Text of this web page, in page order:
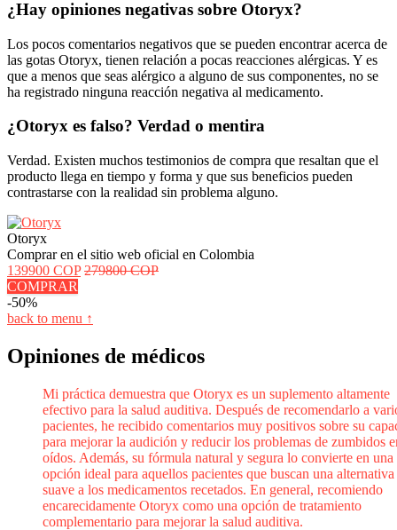
¿Hay opiniones negativas sobre Otoryx?
Los pocos comentarios negativos que se pueden encontrar acerca de
las gotas Otoryx, tienen relación a pocas reacciones alérgicas. Y es
que a menos que seas alérgico a alguno de sus componentes, no se
ha registrado ninguna reacción negativa al medicamento.
¿Otoryx es falso? Verdad o mentira
Verdad. Existen muchos testimonios de compra que resaltan que el
producto llega en tiempo y forma y que sus beneficios pueden
contrastarse con la realidad sin problema alguno.
Otoryx
Comprar en el sitio web oficial en Colombia
139900 COP 279800 COP
COMPRAR
-50%
back to menu ↑
Opiniones de médicos
Mi práctica demuestra que Otoryx es un suplemento altamente
efectivo para la salud auditiva. Después de recomendarlo a
pacientes, he recibido comentarios muy positivos sobre su
para mejorar la audición y reducir los problemas de zumbidos
oídos. Además, su fórmula natural y segura lo convierte en una
opción ideal para aquellos pacientes que buscan una alternativa
suave a los medicamentos recetados. En general, recomiendo
encarecidamente Otoryx como una opción de tratamiento
complementario para mejorar la salud auditiva.